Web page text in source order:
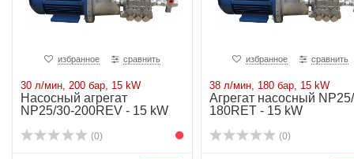
избранное сравнить
30 л/мин, 200 бар, 15 kW
Насосный агрегат
NP25/30-200REV - 15 kW
(0)
избранное сравнить
38 л/мин, 180 бар, 15 kW
Агрегат насосный
180RET - 15 kW
(0)